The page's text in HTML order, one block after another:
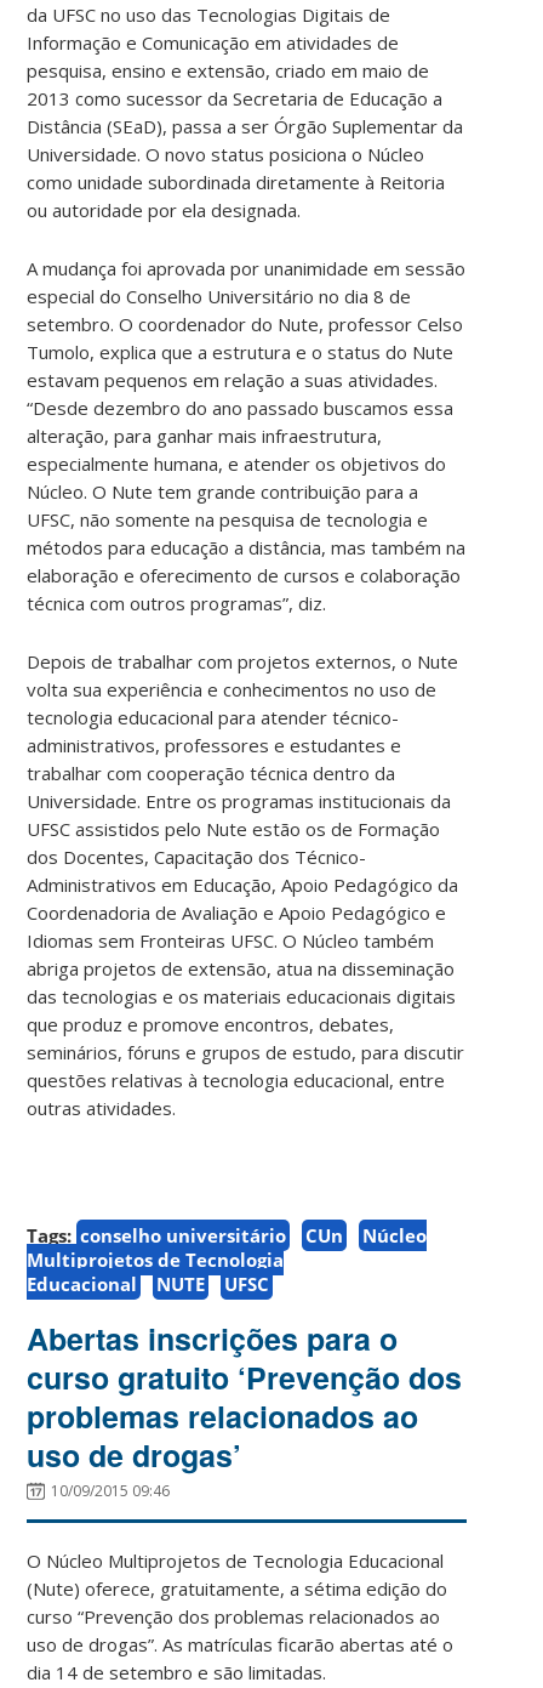
da UFSC no uso das Tecnologias Digitais de
Informação e Comunicação em atividades de
pesquisa, ensino e extensão, criado em maio de
2013 como sucessor da Secretaria de Educação a
Distância (SEaD), passa a ser Órgão Suplementar da
Universidade. O novo status posiciona o Núcleo
como unidade subordinada diretamente à Reitoria
ou autoridade por ela designada.
A mudança foi aprovada por unanimidade em sessão
especial do Conselho Universitário no dia 8 de
setembro. O coordenador do Nute, professor Celso
Tumolo, explica que a estrutura e o status do Nute
estavam pequenos em relação a suas atividades.
“Desde dezembro do ano passado buscamos essa
alteração, para ganhar mais infraestrutura,
especialmente humana, e atender os objetivos do
Núcleo. O Nute tem grande contribuição para a
UFSC, não somente na pesquisa de tecnologia e
métodos para educação a distância, mas também na
elaboração e oferecimento de cursos e colaboração
técnica com outros programas”, diz.
Depois de trabalhar com projetos externos, o Nute
volta sua experiência e conhecimentos no uso de
tecnologia educacional para atender técnico-
administrativos, professores e estudantes e
trabalhar com cooperação técnica dentro da
Universidade. Entre os programas institucionais da
UFSC assistidos pelo Nute estão os de Formação
dos Docentes, Capacitação dos Técnico-
Administrativos em Educação, Apoio Pedagógico da
Coordenadoria de Avaliação e Apoio Pedagógico e
Idiomas sem Fronteiras UFSC. O Núcleo também
abriga projetos de extensão, atua na disseminação
das tecnologias e os materiais educacionais digitais
que produz e promove encontros, debates,
seminários, fóruns e grupos de estudo, para discutir
questões relativas à tecnologia educacional, entre
outras atividades.
Tags: conselho universitário CUn
Núcleo
Multiprojetos de Tecnologia
Educacional
NUTE UFSC
Abertas inscrições para o
curso gratuito ‘Prevenção dos
problemas relacionados ao
uso de drogas’
10/09/2015 09:46
O Núcleo Multiprojetos de Tecnologia Educacional
(Nute) oferece, gratuitamente, a sétima edição do
curso “Prevenção dos problemas relacionados ao
uso de drogas”. As matrículas ficarão abertas até o
dia 14 de setembro e são limitadas.